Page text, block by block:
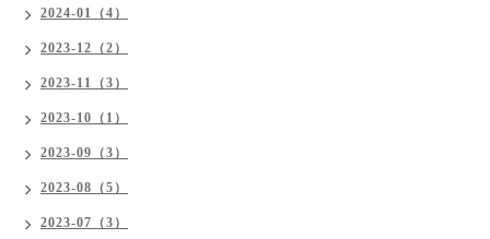
2024-01（4）
2023-12（2）
2023-11（3）
2023-10（1）
2023-09（3）
2023-08（5）
2023-07（3）